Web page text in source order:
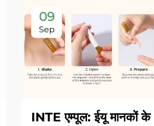
09
Sep
INTE एम्पूल: ईयू मानकों के